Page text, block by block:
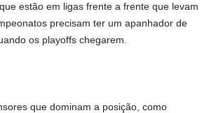
estão em ligas frente a frente que levam
precisam ter um apanhador de
os playoffs chegarem.
que dominam a posição, como